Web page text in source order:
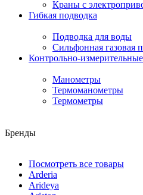
Краны с
Гибкая подводка
Подводка для воды
Сильфонная газовая
Контрольно-
Манометры
Термоманометры
Термометры
Бренды
Посмотреть все товары
Arderia
Arideya